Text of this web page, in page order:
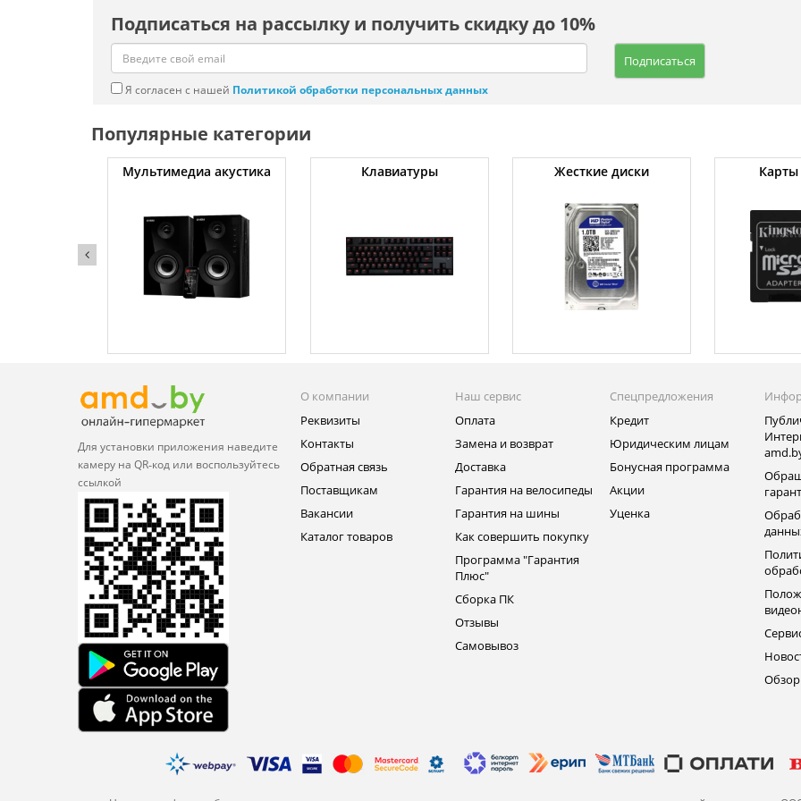
Подписаться на рассылку и получить скидку до 10%
Подписаться
Я согласен с нашей Политикой обработки персональных данных
Популярные категории
Мультимедиа акустика Клавиатуры Жесткие диски
Для установки приложения наведите
камеру на QR‑код или воспользуйтесь
ссылкой
О компании
Реквизиты
Контакты
Обратная связь
Поставщикам
Вакансии
Каталог товаров
Наш сервис
Оплата
Замена и возврат
Доставка
Гарантия на велосипеды
Гарантия на шины
Как совершить покупку
Программа "Гарантия
Плюс"
Сборка ПК
Отзывы
Самовывоз
Спецпредложения
Кредит
Юридическим лицам
Бонусная программа
Акции
Уценка